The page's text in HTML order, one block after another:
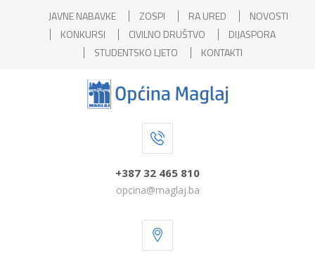
JAVNE NABAVKE ZOSPI RA URED
NOVOSTI
KONKURSI
CIVILNO DRUŠTVO
DIJASPORA
STUDENTSKO LJETO
KONTAKTI
+387 32 465 810
opcina@maglaj.ba